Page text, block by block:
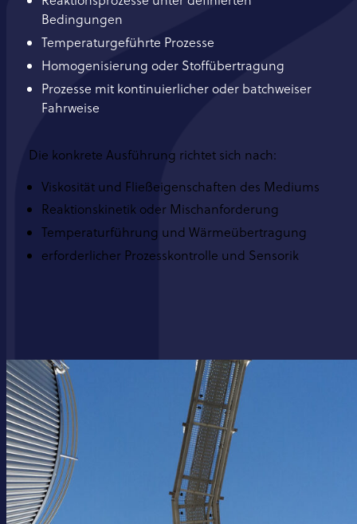
Bedingungen
Temperaturgeführte Prozesse
Homogenisierung oder Stoffübertragung
Prozesse mit kontinuierlicher oder batchweiser
Fahrweise
Die konkrete Ausführung richtet sich nach:
Viskosität und Fließeigenschaften des Mediums
Reaktionskinetik oder Mischanforderung
Temperaturführung und Wärmeübertragung
erforderlicher Prozesskontrolle und Sensorik